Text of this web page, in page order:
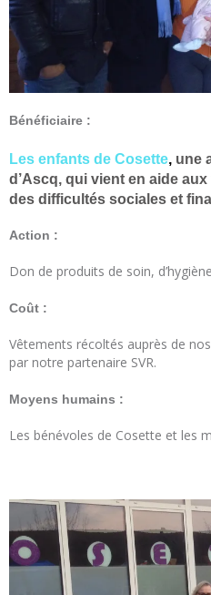
Bénéficiaire :
Les enfants de Cosette, une
d’Ascq, qui vient en aide
des difficultés sociales et
Action :
Don de produits de soin,
Coût :
Vêtements récoltés auprès de
par notre partenaire SVR.
Moyens humains :
Les bénévoles de Cosette et les